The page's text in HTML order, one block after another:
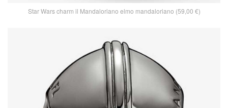
Star Wars charm il Mandaloriano elmo mandaloriano (59,00 €)